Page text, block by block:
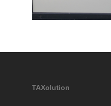
TAXolution